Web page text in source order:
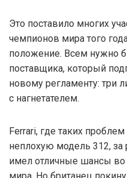
Это поставило многих
чемпионов мира того
положение. Всем нужно
поставщика, который
новому регламенту: три
с нагнетателем.
Ferrari, где таких
неплохую модель 312,
имел отличные шансы во